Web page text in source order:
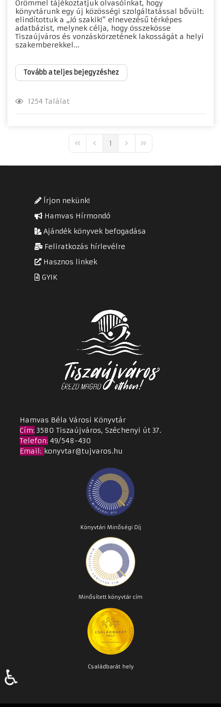
Örömmel tájékoztatjuk olvasóinkat, hogy
könyvtárunk egy új közösségi szolgáltatással bővült:
elindítottuk a „Jó szakik!" elnevezésű térképes
adatbázist, melynek célja, hogy összekösse
Tiszaújváros és vonzáskörzetének lakosságát a helyi
szakemberekkel...
Tovább a teljes bejegyzéshez
1254 Találat
First PagePrevious Page
1 Next PageLast Page
Írjon nekünk!
Hamvas Hírmondó
Ajándék könyvek befogadása
Feliratkozás hírlevélre
Hasznos linkek
GYIK
Hamvas Béla Városi Könyvtár
Cím: 3580 Tiszaújváros, Széchenyi út 37.
Telefon: 49/548-430
Email: konyvtar@tujvaros.hu
Könyvtári Minőségi Díj
Minősített könyvtár cím
Családbarát hely